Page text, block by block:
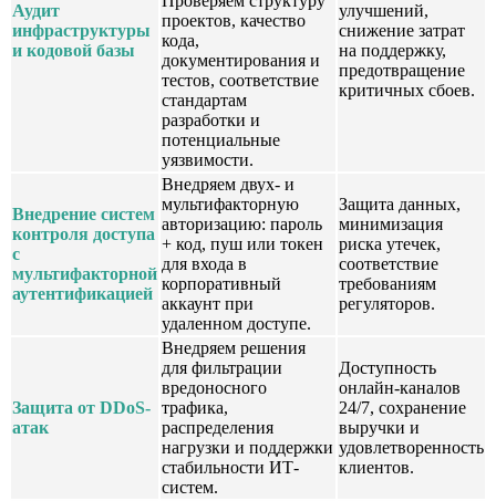
Аудит
инфраструктуры
и кодовой базы
проектов, качество
кода,
документирования и
тестов, соответствие
стандартам
разработки и
потенциальные
уязвимости.
улучшений,
снижение затрат
на поддержку,
предотвращение
критичных сбоев.
Внедрение систем
контроля доступа
с
мультифакторной
аутентификацией
Внедряем двух- и
мультифакторную
авторизацию: пароль
+ код, пуш или токен
для входа в
корпоративный
аккаунт при
удаленном доступе.
Защита данных,
минимизация
риска утечек,
соответствие
требованиям
регуляторов.
Защита от DDoS-
атак
Внедряем решения
для фильтрации
вредоносного
трафика,
распределения
нагрузки и поддержки
стабильности ИТ-
систем.
Доступность
онлайн-каналов
24/7, сохранение
выручки и
удовлетворенность
клиентов.